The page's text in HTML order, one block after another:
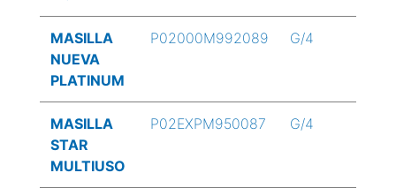
MASILLA
NUEVA
PLATINUM
P02000M992089 G/4
MASILLA
STAR
MULTIUSO
P02EXPM950087 G/4